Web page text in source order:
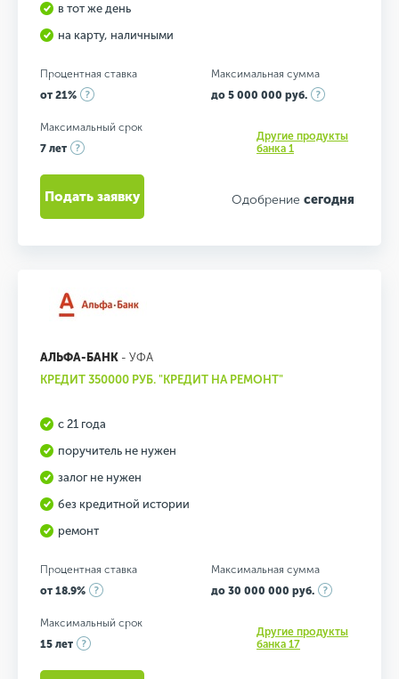
в тот же день
на карту, наличными
Процентная ставка
от 21%
Максимальная сумма
до 5 000 000 руб.
Максимальный срок
7 лет
Другие продукты
банка 1
Одобрение сегодня
Подать заявку
АЛЬФА-БАНК - УФА
КРЕДИТ 350000 РУБ. "КРЕДИТ НА РЕМОНТ"
с 21 года
поручитель не нужен
залог не нужен
без кредитной истории
ремонт
Процентная ставка
от 18.9%
Максимальная сумма
до 30 000 000 руб.
Максимальный срок
15 лет
Другие продукты
банка 17